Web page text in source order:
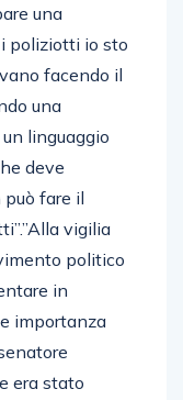
una
poliziotti io sto
facendo il
una
linguaggio
deve
fare il
vigilia
politico
in
importanza
era stato